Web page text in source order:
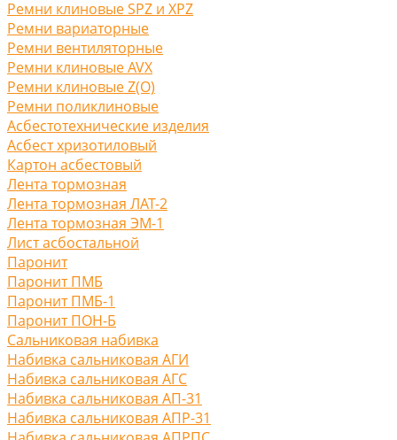
Ремни клиновые SPZ и XPZ
Ремни вариаторные
Ремни вентиляторные
Ремни клиновые AVX
Ремни клиновые Z(O)
Ремни поликлиновые
Асбестотехнические изделия
Асбест хризотиловый
Картон асбестовый
Лента тормозная
Лента тормозная ЛАТ-2
Лента тормозная ЭМ-1
Лист асбостальной
Паронит
Паронит ПМБ
Паронит ПМБ-1
Паронит ПОН-Б
Сальниковая набивка
Набивка сальниковая АГИ
Набивка сальниковая АГС
Набивка сальниковая АП-31
Набивка сальниковая АПР-31